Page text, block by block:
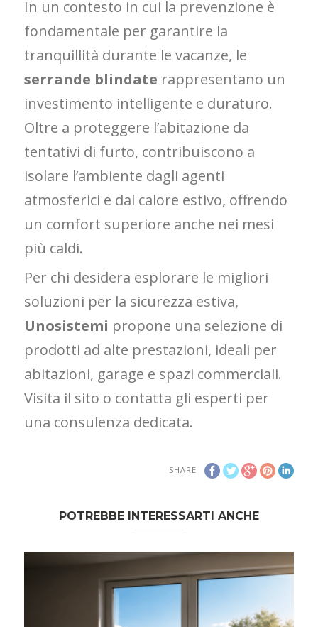
In un contesto in cui la prevenzione è
fondamentale per garantire la
tranquillità durante le vacanze, le
serrande blindate rappresentano un
investimento intelligente e duraturo.
Oltre a proteggere l’abitazione da
tentativi di furto, contribuiscono a
isolare l’ambiente dagli agenti
atmosferici e dal calore estivo, offrendo
un comfort superiore anche nei mesi
più caldi.
Per chi desidera esplorare le migliori
soluzioni per la sicurezza estiva,
Unosistemi propone una selezione di
prodotti ad alte prestazioni, ideali per
abitazioni, garage e spazi commerciali.
Visita il sito o contatta gli esperti per
una consulenza dedicata.
SHARE
POTREBBE INTERESSARTI ANCHE